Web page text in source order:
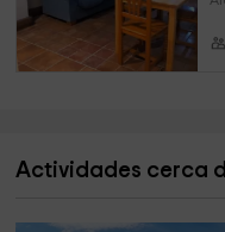
Actividades cerca